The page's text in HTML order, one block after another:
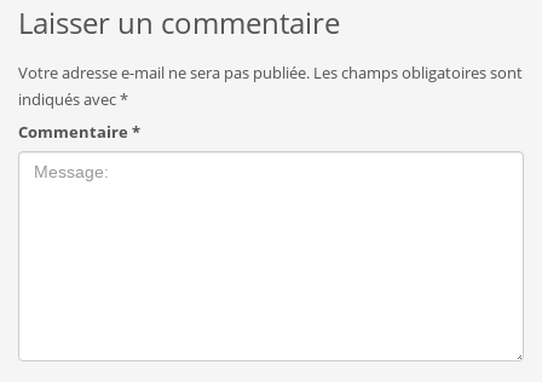
Laisser un commentaire
Votre adresse e-mail ne sera pas publiée. Les champs obligatoires sont
indiqués avec*
Commentaire *